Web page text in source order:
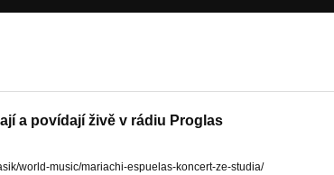
a povídají živě v rádiu Proglas
world-music/mariachi-espuelas-koncert-ze-studia/